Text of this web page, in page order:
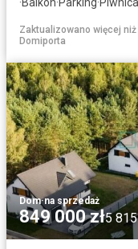
·Balkon·Parking·Piwnica
Zaktualizowano więcej
Domiporta
Dom·na sprzedaż
849 000 zł5